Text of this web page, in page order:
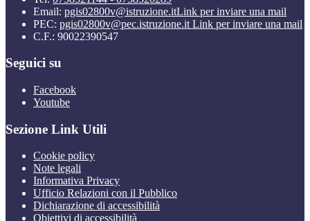
Email: pgis02800v@istruzione.itLink per inviare una mail
PEC: pgis02800v@pec.istruzione.it Link per inviare una mail
C.F.: 90022390547
Seguici su
Facebook
Youtube
Sezione Link Utili
Cookie policy
Note legali
Informativa Privacy
Ufficio Relazioni con il Pubblico
Dichiarazione di accessibilità
Obiettivi di accessibilità